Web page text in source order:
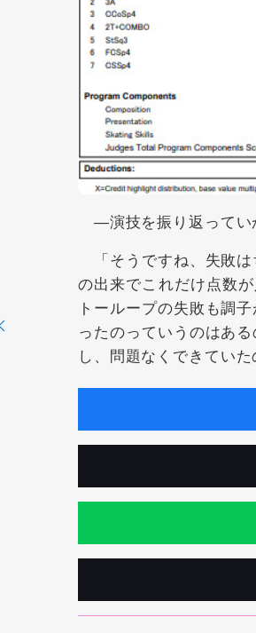
―演技を振り返ってい
「そうですね、失敗は
の出来でこれだけ点数
トーループの失敗も調
ったのっていうのはあ
し、問題なくできてい